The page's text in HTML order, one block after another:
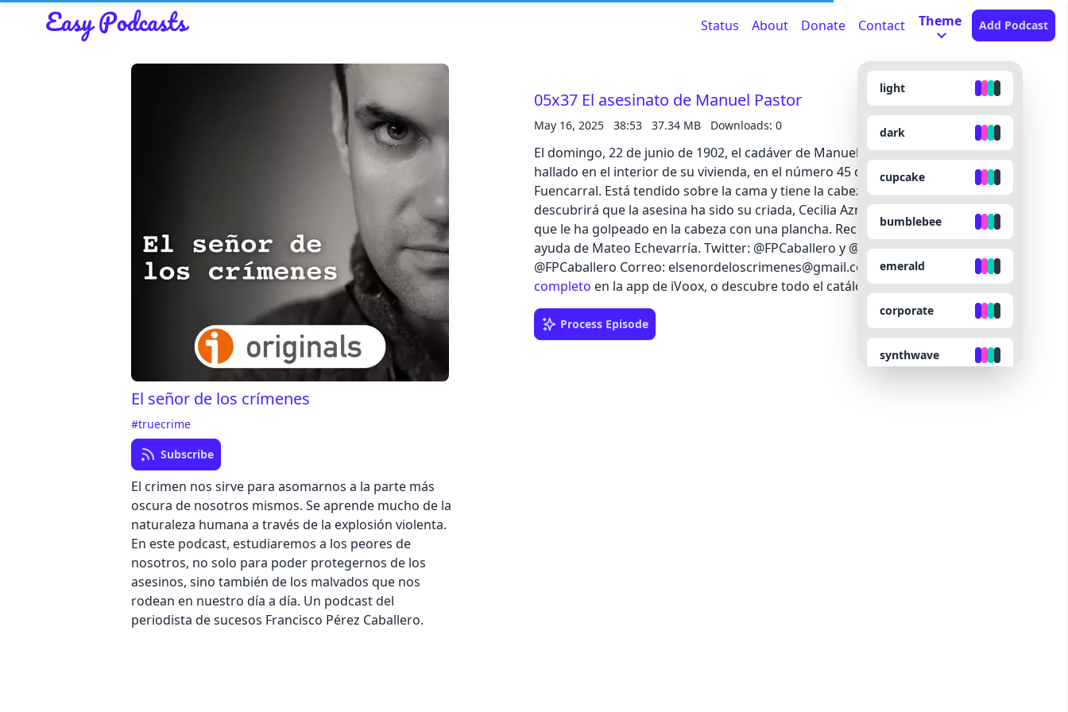
Read about our content policies here
Cancel Save
Status About Donate Contact Theme
light
dark
cupcake
bumblebee
emerald
corporate
synthwave
Add Podcast
El señor de los crímenes
#truecrime
Subscribe
El crimen nos sirve para asomarnos a la parte más
oscura de nosotros mismos. Se aprende mucho de la
naturaleza humana a través de la explosión violenta.
En este podcast, estudiaremos a los peores de
nosotros, no solo para poder protegernos de los
asesinos, sino también de los malvados que nos
rodean en nuestro día a día. Un podcast del
periodista de sucesos Francisco Pérez Caballero.
Cancel
05x37 El asesinato de Manuel Pastor
May 16, 2025 38:53 37.34 MB Downloads: 0
El domingo, 22 de junio de 1902, el cadáver de Manuel Pastor, de 42 años, es
hallado en el interior de su vivienda, en el número 45 de la madrileña calle de
Fuencarral. Está tendido sobre la cama y tiene la cabeza destrozada. Pronto se
descubrirá que la asesina ha sido su criada, Cecilia Aznar, una joven de 22 años,
que le ha golpeado en la cabeza con una plancha. Recuperamos el caso con la
ayuda de Mateo Echevarría. Twitter: @FPCaballero y @ESCrimenes Instagram:
@FPCaballero Correo: elsenordeloscrimenes@gmail.com Escucha el episodio
completo en la app de iVoox, o descubre todo el catálogo deiVoox Originals
Process Episode